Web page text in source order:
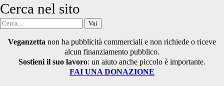
Cerca nel sito
Cerca
Veganzetta non ha pubblicità commerciali e non richiede o riceve
alcun finanziamento pubblico.
Sostieni il suo lavoro: un aiuto anche piccolo è importante.
FAI UNA DONAZIONE